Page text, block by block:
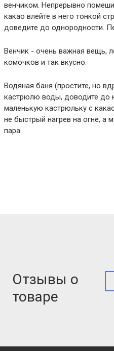
венчиком. Непрерывно
какао влейте в него тонкой
доведите до однородности.
Венчик - очень важная вещь,
комочков и так вкусно.
Водяная баня (простите, но
кастрюлю воды, доводите до
маленькую кастрюльку с
не быстрый нагрев на огне, а
пара.
Отзывы о
товаре